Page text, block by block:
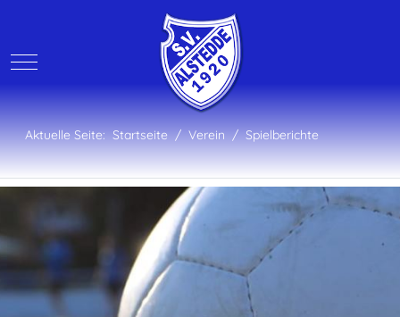
Mobile Menu Toggle
Aktuelle Seite: Startseite Verein Spielberichte